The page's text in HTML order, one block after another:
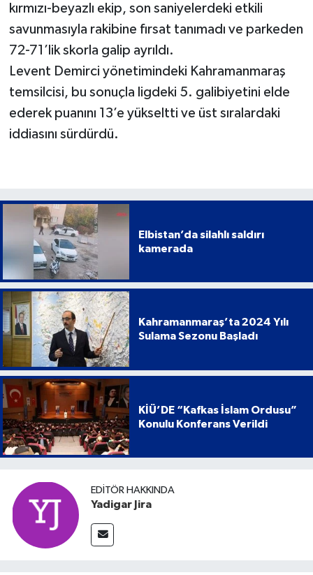
kırmızı-beyazlı ekip, son saniyelerdeki etkili
savunmasıyla rakibine fırsat tanımadı ve parkeden
72-71’lik skorla galip ayrıldı.
Levent Demirci yönetimindeki Kahramanmaraş
temsilcisi, bu sonuçla ligdeki 5. galibiyetini elde
ederek puanını 13’e yükseltti ve üst sıralardaki
iddiasını sürdürdü.
Elbistan’da silahlı saldırı
kamerada
Kahramanmaraş’ta 2024 Yılı
Sulama Sezonu Başladı
KİÜ’DE “Kafkas İslam Ordusu”
Konulu Konferans Verildi
EDITÖR HAKKINDA
Yadigar Jira